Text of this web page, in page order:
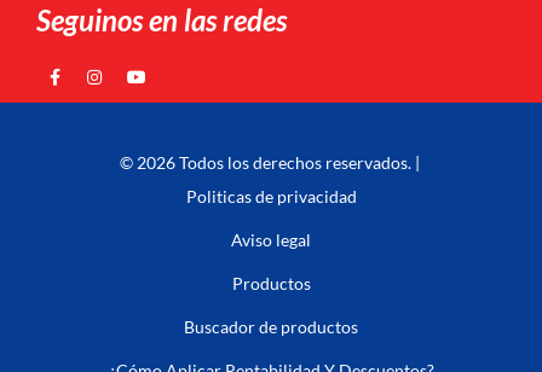
Seguinos en las redes
© 2026 Todos los derechos reservados. |
Politicas de privacidad
Aviso legal
Productos
Buscador de productos